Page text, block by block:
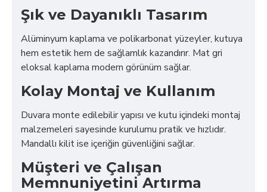
Şık ve Dayanıklı Tasarım
Alüminyum kaplama ve polikarbonat yüzeyler, kutuya
hem estetik hem de sağlamlık kazandırır. Mat gri
eloksal kaplama modern görünüm sağlar.
Kolay Montaj ve Kullanım
Duvara monte edilebilir yapısı ve kutu içindeki montaj
malzemeleri sayesinde kurulumu pratik ve hızlıdır.
Mandallı kilit ise içeriğin güvenliğini sağlar.
Müşteri ve Çalışan
Memnuniyetini Artırma